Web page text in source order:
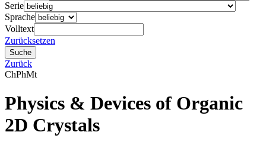
Serie
Sprache
Volltext
Zurücksetzen
Zurück
ChPhMt
Physics & Devices of Organic
2D Crystals